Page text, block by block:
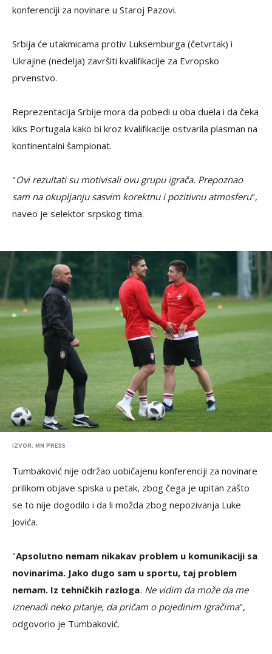
konferenciji za novinare u Staroj Pazovi.
Srbija će utakmicama protiv Luksemburga (četvrtak) i
Ukrajine (nedelja) završiti kvalifikacije za Evropsko
prvenstvo.
Reprezentacija Srbije mora da pobedi u oba duela i da čeka
kiks Portugala kako bi kroz kvalifikacije ostvarila plasman na
kontinentalni šampionat.
"Ovi rezultati su motivisali ovu grupu igrača. Prepoznao
sam na okupljanju sasvim korektnu i pozitivnu atmosferu",
naveo je selektor srpskog tima.
IZVOR: MN PRESS
Tumbaković nije održao uobičajenu konferenciji za novinare
prilikom objave spiska u petak, zbog čega je upitan zašto
se to nije dogodilo i da li možda zbog nepozivanja Luke
Jovića.
"Apsolutno nemam nikakav problem u komunikaciji sa
novinarima. Jako dugo sam u sportu, taj problem
nemam. Iz tehničkih razloga. Ne vidim da može da me
iznenadi neko pitanje, da pričam o pojedinim igračima",
odgovorio je Tumbaković.